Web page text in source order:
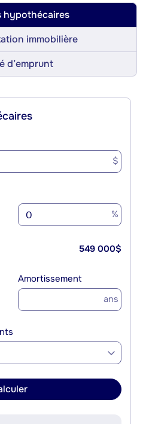
hypothécaires
immobilière
d’emprunt
$
%
549 000$
Amortissement
ans